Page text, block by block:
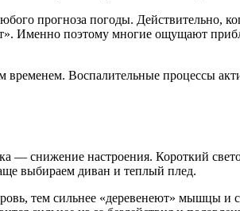
прогноза погоды. Действительно,
Именно поэтому многие ощущают
временем. Воспалительные процессы
— снижение настроения. Короткий
выбираем диван и теплый плед.
тем сильнее «деревенеют» мышцы и